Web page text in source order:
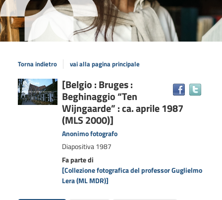
Torna indietro vai alla pagina principale
Dettaglio
del
documento
[Belgio : Bruges :
Beghinaggio “Ten
Wijngaarde” : ca. aprile 1987
(MLS 2000)]
Anonimo fotografo
Diapositiva1987
Fa parte di
[Collezione fotografica del professor Guglielmo
Lera (ML MDR)]